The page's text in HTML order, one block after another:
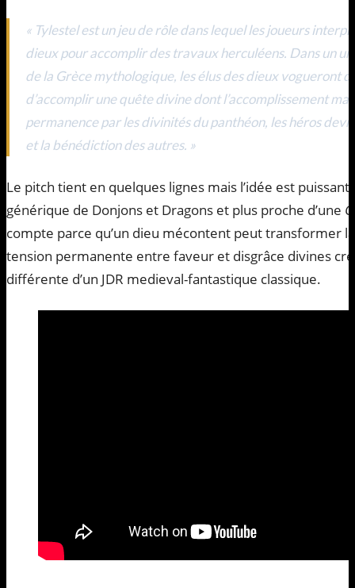
« Tylestel est un jeu de rôle dans lequel les joueurs
dieux pour accomplir des travaux herculéens. Dans un
de la Grèce mythologique, les élus des dieux vogueront
d’accomplir une quête divine dont l’accomplissement
permanence par les divinités du panthéon, les héros
et la bénédiction des autres. »
Le pitch tient en quelques lignes mais l’idée est
générique de Donjons et Dragons et plus proche d’une
compte parce qu’un dieu mécontent peut transformer
tension permanente entre faveur et disgrâce divines
différente d’un JDR medieval-fantastique classique.